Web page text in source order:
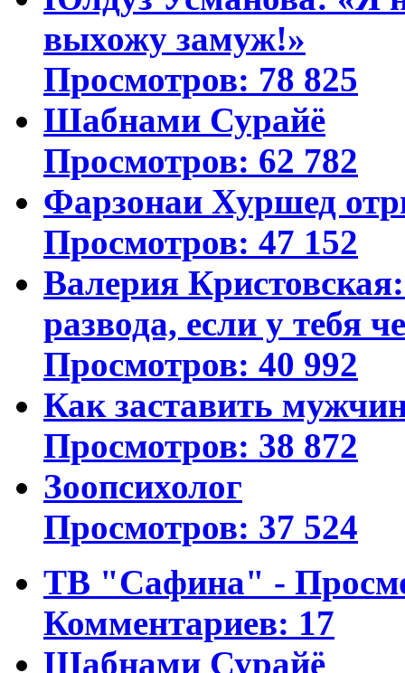
выхожу замуж!»
Просмотров: 78 825
Шабнами Сурайё
Просмотров: 62 782
Фарзонаи Хуршед
Просмотров: 47 152
Валерия
развода, если у тебя
Просмотров: 40 992
Как заставить
Просмотров: 38 872
Зоопсихолог
Просмотров: 37 524
ТВ "Сафина" -
Комментариев: 17
Шабнами Сурайё